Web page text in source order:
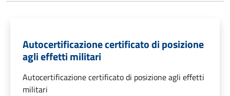
Autocertificazione certificato di posizione
agli effetti militari
Autocertificazione certificato di posizione agli effetti
militari